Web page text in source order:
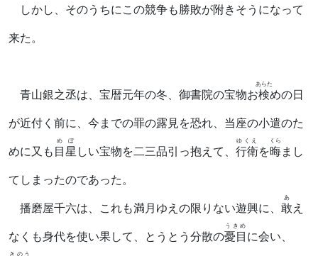
しかし、そのうちにこの競争も勝敗が附きそうになって
来た。
青山銀之丞は、宝暦元年の冬、御書院の宝物お検
あらた
めの日
が近付く前に、今までの罪の露見を恐れ、当座の小遣のた
めに又も 目星
めぼ
しい宝物を二三品引っ抱えて、 行衛
ゆくえ
を晦
くら
まし
てしまったのであった。
播磨屋千六は、これも満月ゆえの限りない遊興に、 敢
あ
え
なくも身代を使い果して、とうとう分散の憂目
うきめ
に会い、
きのう